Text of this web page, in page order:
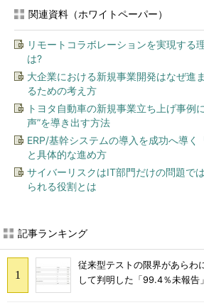
関連資料（ホワイトペーパー）
リモートコラボレーションを実現する
は?
大企業における新規事業開発はなぜ進
るための考え方
トヨタ自動車の新規事業立ち上げ事例
声”を導き出す方法
ERP/基幹システムの導入を成功へ導く
と具体的な進め方
サイバーリスクはIT部門だけの問題で
られる役割とは
記事ランキング
従来型テストの限界があら
して判明した「99.4％未報告